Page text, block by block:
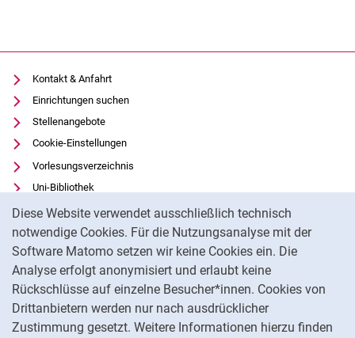
Diese Website verwendet ausschließlich technisch
notwendige Cookies. Für die Nutzungsanalyse mit der
Software Matomo setzen wir keine Cookies ein. Die
Analyse erfolgt anonymisiert und erlaubt keine
Rückschlüsse auf einzelne Besucher*innen. Cookies von
Drittanbietern werden nur nach ausdrücklicher
Zustimmung gesetzt. Weitere Informationen hierzu finden
Kontakt & Anfahrt
Einrichtungen suchen
Stellenangebote
Cookie-Einstellungen
Vorlesungsverzeichnis
Uni-Bibliothek
Moodle
Panopto
Datenschutz
Barrierefreiheit
Transparenter KI-Einsatz